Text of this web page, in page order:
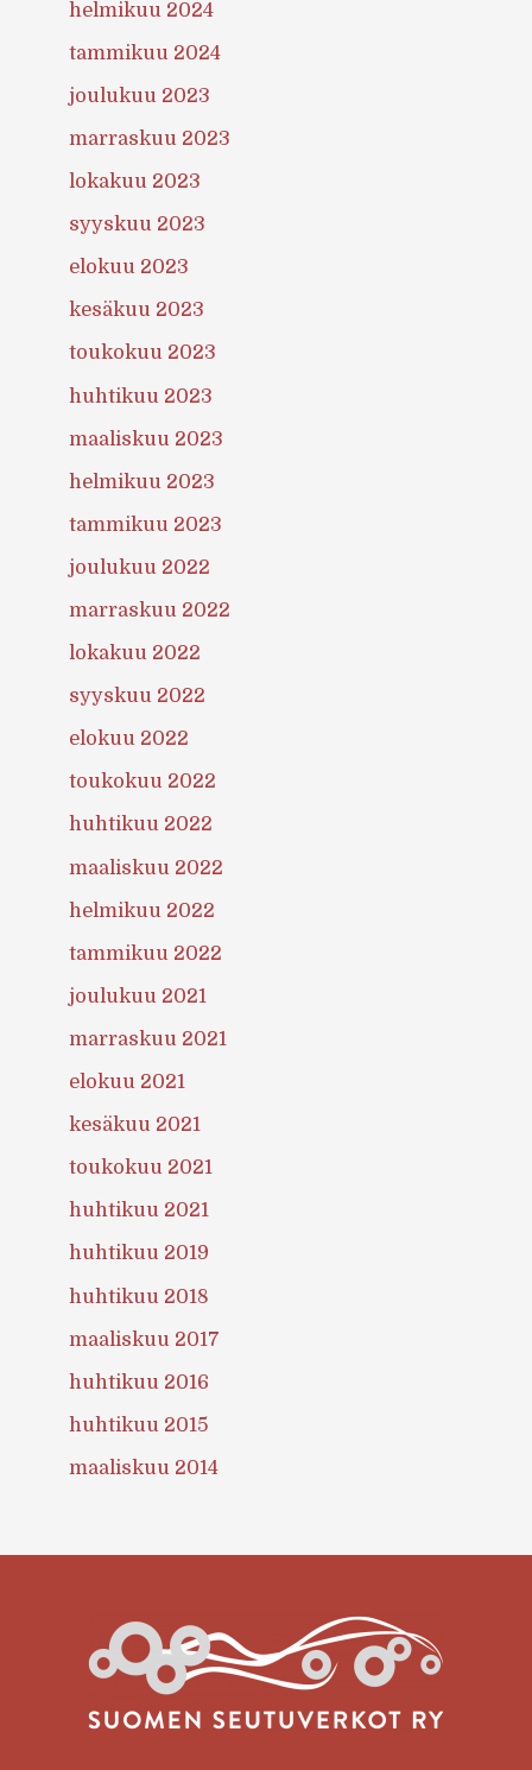
helmikuu 2024
tammikuu 2024
joulukuu 2023
marraskuu 2023
lokakuu 2023
syyskuu 2023
elokuu 2023
kesäkuu 2023
toukokuu 2023
huhtikuu 2023
maaliskuu 2023
helmikuu 2023
tammikuu 2023
joulukuu 2022
marraskuu 2022
lokakuu 2022
syyskuu 2022
elokuu 2022
toukokuu 2022
huhtikuu 2022
maaliskuu 2022
helmikuu 2022
tammikuu 2022
joulukuu 2021
marraskuu 2021
elokuu 2021
kesäkuu 2021
toukokuu 2021
huhtikuu 2021
huhtikuu 2019
huhtikuu 2018
maaliskuu 2017
huhtikuu 2016
huhtikuu 2015
maaliskuu 2014